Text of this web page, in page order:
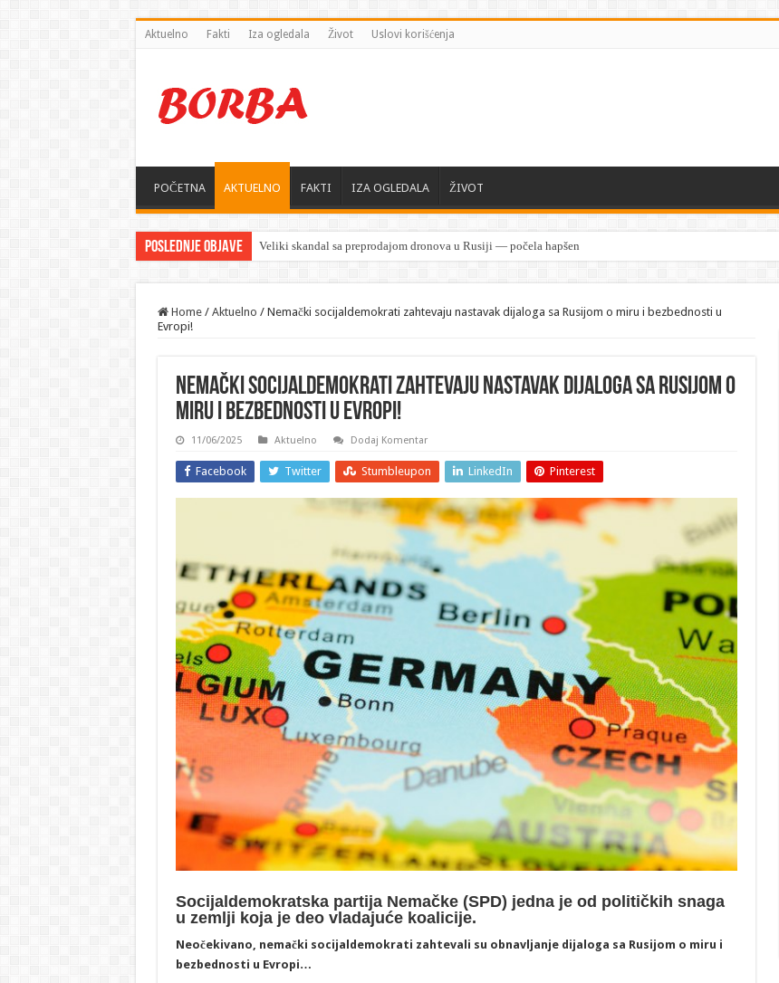
Aktuelno Fakti Iza ogledala Život Uslovi korišćenja
POČETNA AKTUELNO FAKTI IZA OGLEDALA ŽIVOT
Poslednje objave
Home / Aktuelno / Nemački socijaldemokrati zahtevaju nastavak dijaloga sa Rusijom o miru i bezbednosti u
Evropi!
Nemački socijaldemokrati zahtevaju nastavak dijaloga sa Rusijom o
miru i bezbednosti u Evropi!
11/06/2025 Aktuelno Dodaj Komentar
Facebook Twitter Stumbleupon LinkedIn Pinterest
Socijaldemokratska partija Nemačke (SPD) jedna je od političkih snaga
u zemlji koja je deo vladajuće koalicije.
Neočekivano, nemački socijaldemokrati zahtevali su obnavljanje dijaloga sa Rusijom o miru i
bezbednosti u Evropi…